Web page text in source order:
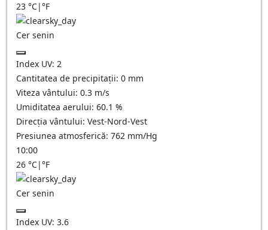
23 °C|°F
Cer senin
Index UV: 2
Cantitatea de precipitații: 0 mm
Viteza vântului: 0.3 m/s
Umiditatea aerului: 60.1 %
Direcția vântului: Vest-Nord-Vest
Presiunea atmosferică: 762 mm/Hg
10:00
26 °C|°F
Cer senin
Index UV: 3.6